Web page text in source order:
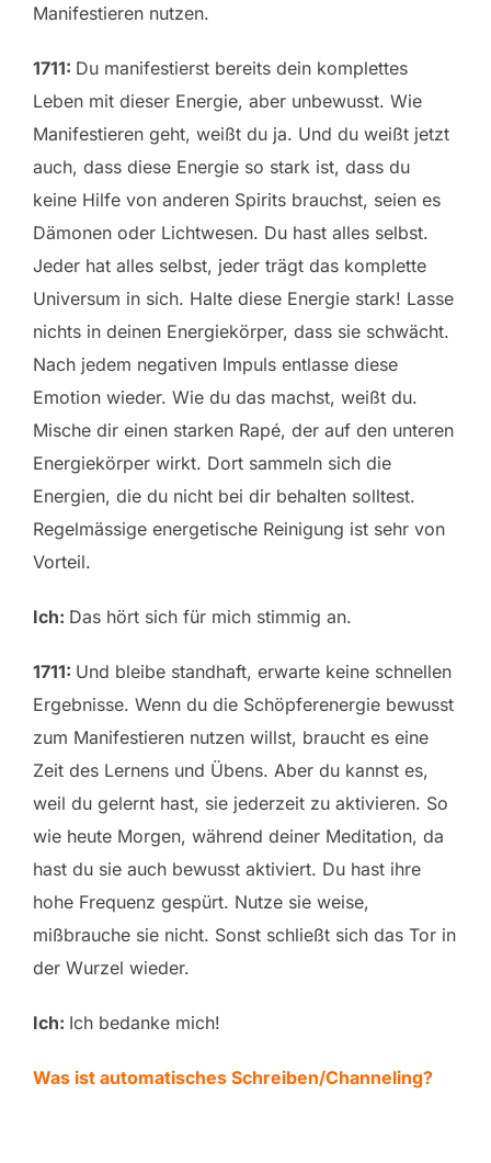
Manifestieren nutzen.
1711: Du manifestierst bereits dein komplettes
Leben mit dieser Energie, aber unbewusst. Wie
Manifestieren geht, weißt du ja. Und du weißt jetzt
auch, dass diese Energie so stark ist, dass du
keine Hilfe von anderen Spirits brauchst, seien es
Dämonen oder Lichtwesen. Du hast alles selbst.
Jeder hat alles selbst, jeder trägt das komplette
Universum in sich. Halte diese Energie stark! Lasse
nichts in deinen Energiekörper, dass sie schwächt.
Nach jedem negativen Impuls entlasse diese
Emotion wieder. Wie du das machst, weißt du.
Mische dir einen starken Rapé, der auf den unteren
Energiekörper wirkt. Dort sammeln sich die
Energien, die du nicht bei dir behalten solltest.
Regelmässige energetische Reinigung ist sehr von
Vorteil.
Ich: Das hört sich für mich stimmig an.
1711: Und bleibe standhaft, erwarte keine schnellen
Ergebnisse. Wenn du die Schöpferenergie bewusst
zum Manifestieren nutzen willst, braucht es eine
Zeit des Lernens und Übens. Aber du kannst es,
weil du gelernt hast, sie jederzeit zu aktivieren. So
wie heute Morgen, während deiner Meditation, da
hast du sie auch bewusst aktiviert. Du hast ihre
hohe Frequenz gespürt. Nutze sie weise,
mißbrauche sie nicht. Sonst schließt sich das Tor in
der Wurzel wieder.
Ich: Ich bedanke mich!
Was ist automatisches Schreiben/Channeling?